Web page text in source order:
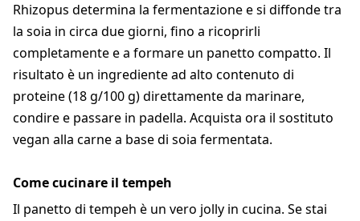
Rhizopus determina la fermentazione e si diffonde tra
la soia in circa due giorni, fino a ricoprirli
completamente e a formare un panetto compatto. Il
risultato è un ingrediente ad alto contenuto di
proteine (18 g/100 g) direttamente da marinare,
condire e passare in padella. Acquista ora il sostituto
vegan alla carne a base di soia fermentata.
Come cucinare il tempeh
Il panetto di tempeh è un vero jolly in cucina. Se stai